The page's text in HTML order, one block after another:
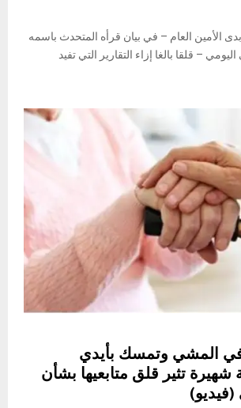
الأمين العام – في بيان قرأه المتحدث باسمه
– قلقا بالغا إزاء التقارير التي تفيد
المشي وتمسك بأيدي
شهيرة تثير قلق متابعيها بشأن